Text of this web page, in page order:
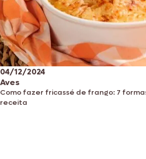
04/12/2024
Aves
Como fazer fricassé de frango: 7
receita